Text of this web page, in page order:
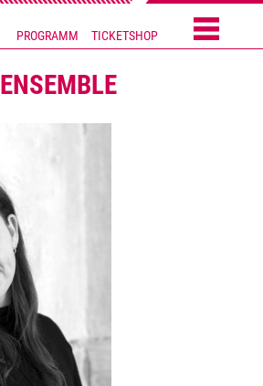
PROGRAMM TICKETSHOP
ENSEMBLE